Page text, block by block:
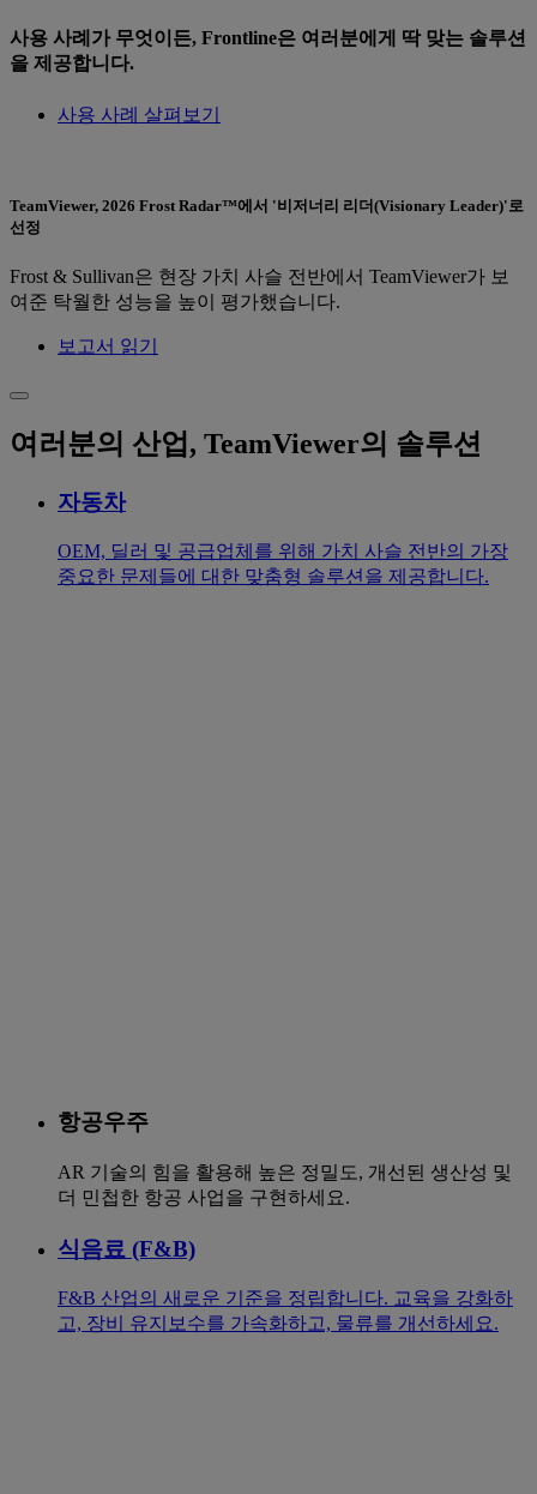
사용 사례가 무엇이든, Frontline은 여러분에게 딱 맞는 솔루션
을 제공합니다.
사용 사례 살펴보기
TeamViewer, 2026 Frost Radar™에서 '비저너리 리더(Visionary Leader)'로
선정
Frost & Sullivan은 현장 가치 사슬 전반에서 TeamViewer가 보
여준 탁월한 성능을 높이 평가했습니다.
보고서 읽기
여러분의 산업, TeamViewer의 솔루션
자동차
OEM, 딜러 및 공급업체를 위해 가치 사슬 전반의 가장
중요한 문제들에 대한 맞춤형 솔루션을 제공합니다.
항공우주
AR 기술의 힘을 활용해 높은 정밀도, 개선된 생산성 및
더 민첩한 항공 사업을 구현하세요.
식음료 (F&B)
F&B 산업의 새로운 기준을 정립합니다. 교육을 강화하
고, 장비 유지보수를 가속화하고, 물류를 개선하세요.